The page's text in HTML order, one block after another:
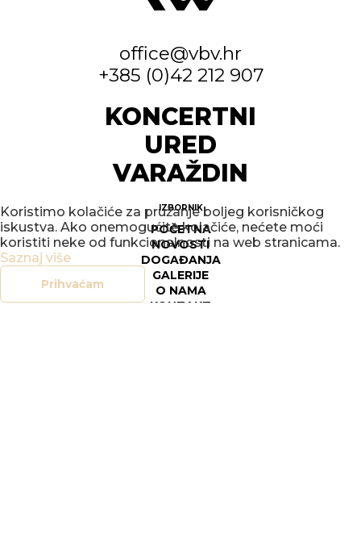
office@vbv.hr
+385 (0)42 212 907
KONCERTNI
URED
VARAŽDIN
IZBORNIK
POČETNA
NOVOSTI
DOGAĐANJA
GALERIJE
O NAMA
KONTAKT
Koristimo kolačiće za pružanje boljeg korisničkog
iskustva. Ako onemogućite kolačiće, nećete moći
koristiti neke od funkcionalnosti na web stranicama.
Saznaj više
Prihvaćam